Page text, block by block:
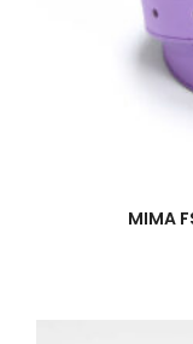
MIMA